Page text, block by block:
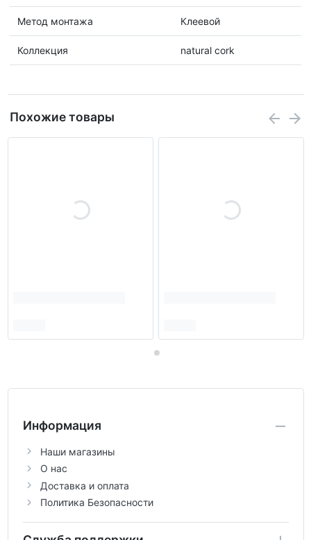
Метод монтажа Клеевой
Коллекция natural cork
Похожие товары
Информация
Наши магазины
О нас
Доставка и оплата
Политика Безопасности